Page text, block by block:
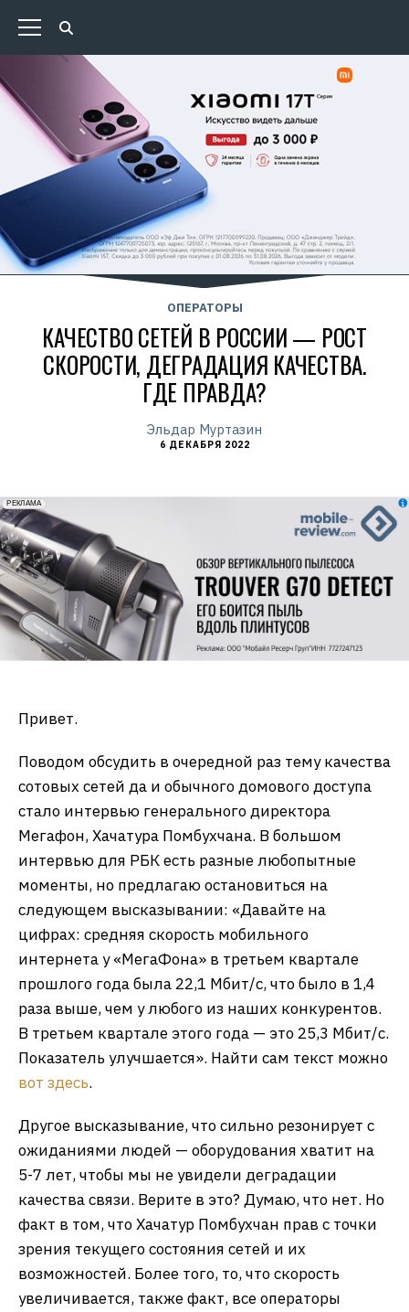
ОПЕРАТОРЫ
КАЧЕСТВО СЕТЕЙ В РОССИИ — РОСТ
СКОРОСТИ, ДЕГРАДАЦИЯ КАЧЕСТВА.
ГДЕ ПРАВДА?
Эльдар Муртазин
6 ДЕКАБРЯ 2022
erid: 2VfnxxmNzs5
РЕКЛАМА
Привет.
Поводом обсудить в очередной раз тему качества
сотовых сетей да и обычного домового доступа
стало интервью генерального директора
Мегафон, Хачатура Помбухчана. В большом
интервью для РБК есть разные любопытные
моменты, но предлагаю остановиться на
следующем высказывании: «Давайте на
цифрах: средняя скорость мобильного
интернета у «МегаФона» в третьем квартале
прошлого года была 22,1 Мбит/с, что было в 1,4
раза выше, чем у любого из наших конкурентов.
В третьем квартале этого года — это 25,3 Мбит/с.
Показатель улучшается». Найти сам текст можно
вот здесь.
Другое высказывание, что сильно резонирует с
ожиданиями людей — оборудования хватит на
5-7 лет, чтобы мы не увидели деградации
качества связи. Верите в это? Думаю, что нет. Но
факт в том, что Хачатур Помбухчан прав с точки
зрения текущего состояния сетей и их
возможностей. Более того, то, что скорость
увеличивается, также факт, все операторы